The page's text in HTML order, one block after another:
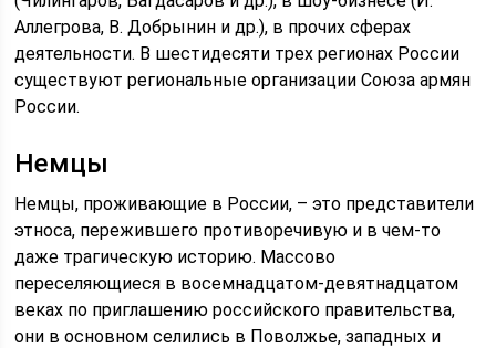
Аллегрова, В. Добрынин и др.), в прочих сферах
деятельности. В шестидесяти трех регионах России
существуют региональные организации Союза армян
России.
Немцы
Немцы, проживающие в России, – это представители
этноса, пережившего противоречивую и в чем-то
даже трагическую историю. Массово
переселяющиеся в восемнадцатом-девятнадцатом
веках по приглашению российского правительства,
они в основном селились в Поволжье, западных и